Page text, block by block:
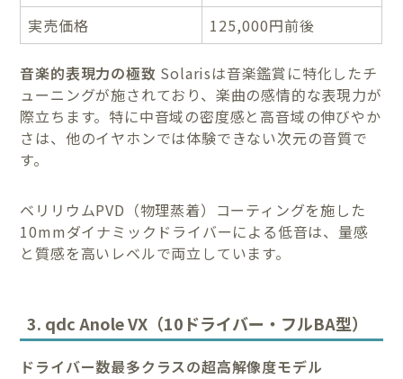
実売価格
125,000円前後
音楽的表現力の極致 Solarisは音楽鑑賞に特化したチ
ューニングが施されており、楽曲の感情的な表現力が
際立ちます。特に中音域の密度感と高音域の伸びやか
さは、他のイヤホンでは体験できない次元の音質で
す。
ベリリウムPVD（物理蒸着）コーティングを施した
10mmダイナミックドライバーによる低音は、量感
と質感を高いレベルで両立しています。
3. qdc Anole VX（10ドライバー・フルBA型）
ドライバー数最多クラスの超高解像度モデル